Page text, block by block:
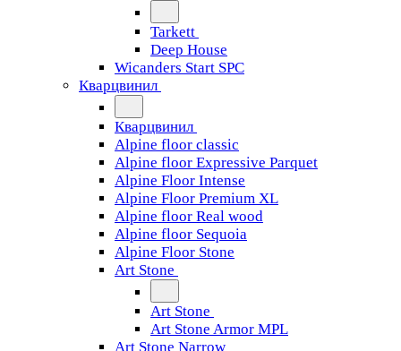
Tarkett
Deep House
Wicanders Start SPC
Кварцвинил
Кварцвинил
Alpine floor classic
Alpine floor Expressive Parquet
Alpine Floor Intense
Alpine Floor Premium XL
Alpine floor Real wood
Alpine floor Sequoia
Alpine Floor Stone
Art Stone
Art Stone
Art Stone Armor MPL
Art Stone Narrow